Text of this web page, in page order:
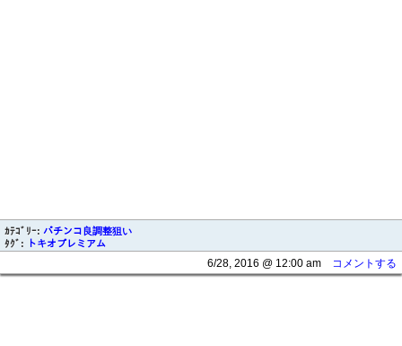
ｶﾃｺﾞﾘｰ: パチンコ良調整狙い
ﾀｸﾞ:
トキオプレミアム
6/28, 2016 @ 12:00 am コメントする